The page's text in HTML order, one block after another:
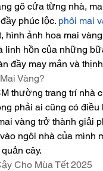
gõ cửa từng nhà,
phúc lộc. phôi mai
hình ảnh hoa mai
hồn của những
đầy may mắn và
Vàng?
thường trang trí nhà
phải ai cũng có
vàng trở thành giải
ngôi nhà của mình
cây.
Cho Mùa Tết 2025